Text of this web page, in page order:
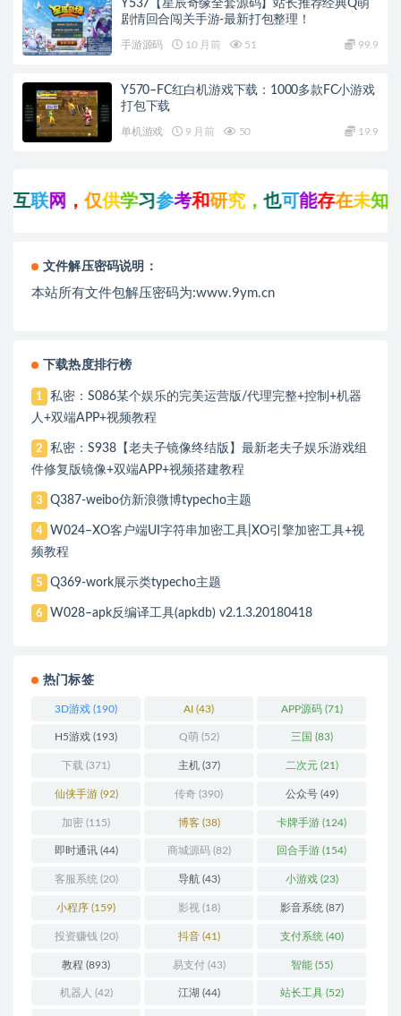
Y537【星辰奇缘全套源码】站长推荐经典Q萌
剧情回合闯关手游-最新打包整理！
手游源码 10 月前 51 99.9
Y570–FC红白机游戏下载：1000多款FC小游戏
打包下载
单机游戏 9 月前 50 19.9
联网，仅供学习参考和研究，也可能存在未知的B
文件解压密码说明：
本站所有文件包解压密码为:www.9ym.cn
下载热度排行榜
1
私密：S086某个娱乐的完美运营版/代理完整+控制+机器
人+双端APP+视频教程
2
私密：S938【老夫子镜像终结版】最新老夫子娱乐游戏组
件修复版镜像+双端APP+视频搭建教程
3 Q387-weibo仿新浪微博typecho主题
4
W024–XO客户端UI字符串加密工具|XO引擎加密工具+视
频教程
5 Q369-work展示类typecho主题
6 W028–apk反编译工具(apkdb) v2.1.3.20180418
热门标签
3D游戏 (190) AI (43) APP源码(71)
H5游戏 (193) Q萌 (52) 三国 (83)
下载 (371) 主机(37) 二次元(21)
仙侠手游(92) 传奇 (390) 公众号(49)
加密 (115) 博客(38) 卡牌手游 (124)
即时通讯(44) 商城源码(82) 回合手游 (154)
客服系统 (20) 导航(43) 小游戏(23)
小程序 (159) 影视(18) 影音系统 (87)
投资赚钱 (20) 抖音(41) 支付系统 (40)
教程 (893) 易支付(43) 智能(55)
机器人 (42) 江湖 (44) 站长工具(52)